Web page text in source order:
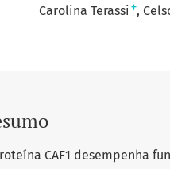
Carolina Terassi +
CAF1 desempenha